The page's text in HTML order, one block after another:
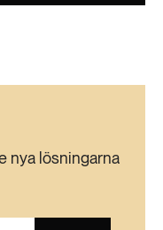
nya lösningarna